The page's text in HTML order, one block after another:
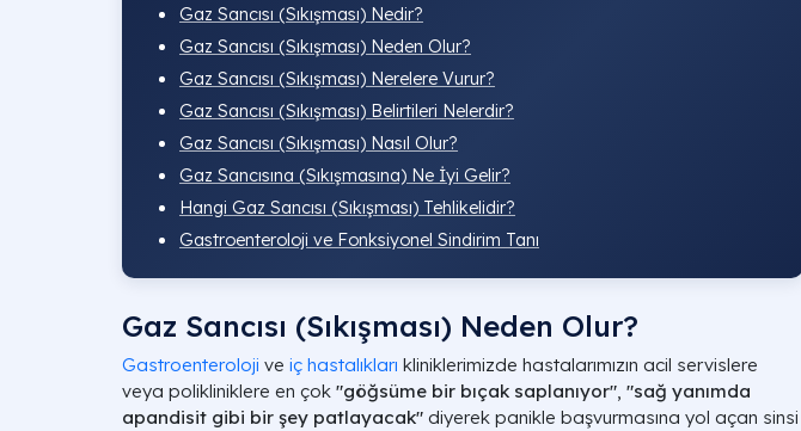
Gaz Sancısı (Sıkışması) Nedir?
Gaz Sancısı (Sıkışması) Neden Olur?
Gaz Sancısı (Sıkışması) Nerelere Vurur?
Gaz Sancısı (Sıkışması) Belirtileri Nelerdir?
Gaz Sancısı (Sıkışması) Nasıl Olur?
Gaz Sancısına (Sıkışmasına) Ne İyi Gelir?
Hangi Gaz Sancısı (Sıkışması) Tehlikelidir?
Gastroenteroloji ve Fonksiyonel Sindirim Tanı
Gaz Sancısı (Sıkışması) Neden Olur?
Gastroenteroloji ve iç hastalıkları kliniklerimizde hastalarımızın acil servislere
veya polikliniklere en çok "göğsüme bir bıçak saplanıyor", "sağ yanımda
apandisit gibi bir şey patlayacak" diyerek panikle başvurmasına yol açan sinsi